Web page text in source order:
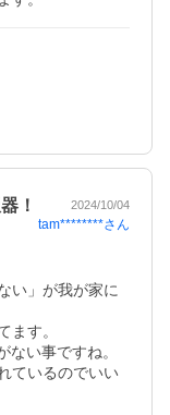
！ 2024/10/04
tam********さん
い」が我が家に
ます。
い事ですね。
ているのでいい